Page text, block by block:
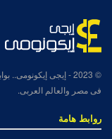
© 2023
- إيجى إيكونومى..
فى مصر والعالم العربى.
روابط هامة